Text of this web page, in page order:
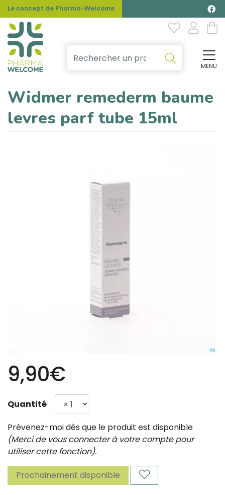
Le concept de Pharma-Welcome
MENU
Widmer remederm baume
levres parf tube 15ml
9,90€
Quantité
Prévenez-moi dès que le produit est disponible
(Merci de vous connecter à votre compte pour
utiliser cette fonction).
Prochainement disponible